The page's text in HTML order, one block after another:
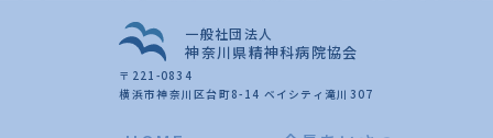
一般社団法人
神奈川県精神科病院協会
〒221-0834
横浜市神奈川区台町8-14 ベイシティ滝川307